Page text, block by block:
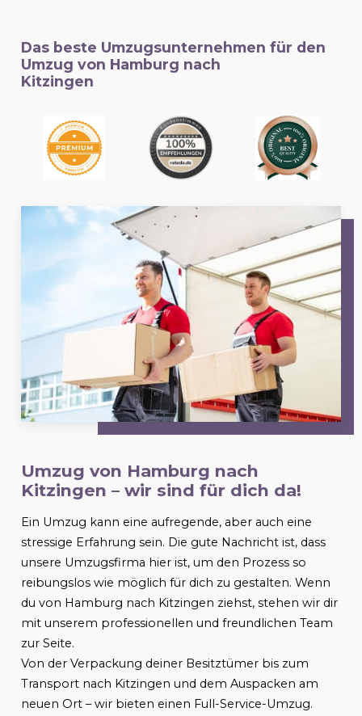
Das beste Umzugsunternehmen für den
Umzug von Hamburg nach
Kitzingen
Umzug von Hamburg nach
Kitzingen – wir sind für dich da!
Ein Umzug kann eine aufregende, aber auch eine
stressige Erfahrung sein. Die gute Nachricht ist, dass
unsere Umzugsfirma hier ist, um den Prozess so
reibungslos wie möglich für dich zu gestalten. Wenn
du von Hamburg nach Kitzingen ziehst, stehen wir dir
mit unserem professionellen und freundlichen Team
zur Seite.
Von der Verpackung deiner Besitztümer bis zum
Transport nach Kitzingen und dem Auspacken am
neuen Ort – wir bieten einen Full-Service-Umzug.